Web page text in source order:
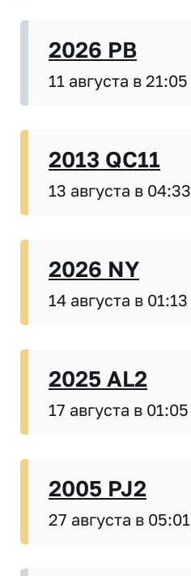
2026 PB
11 августа в 21:05
2013 QC11
13 августа в 04:33
2026 NY
14 августа в 01:13
2025 AL2
17 августа в 01:05
2005 PJ2
27 августа в 05:01